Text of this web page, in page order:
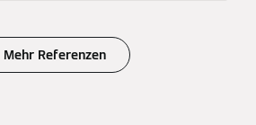
Mehr Referenzen